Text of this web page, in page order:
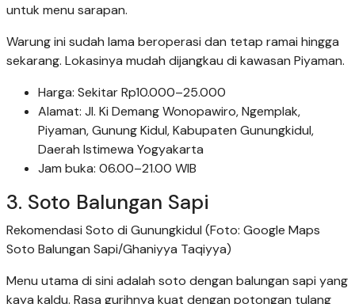
untuk menu sarapan.
Warung ini sudah lama beroperasi dan tetap ramai hingga
sekarang. Lokasinya mudah dijangkau di kawasan Piyaman.
Harga: Sekitar Rp10.000–25.000
Alamat: Jl. Ki Demang Wonopawiro, Ngemplak,
Piyaman, Gunung Kidul, Kabupaten Gunungkidul,
Daerah Istimewa Yogyakarta
Jam buka: 06.00–21.00 WIB
3. Soto Balungan Sapi
Rekomendasi Soto di Gunungkidul (Foto: Google Maps
Soto Balungan Sapi/Ghaniyya Taqiyya)
Menu utama di sini adalah soto dengan balungan sapi yang
kaya kaldu. Rasa gurihnya kuat dengan potongan tulang